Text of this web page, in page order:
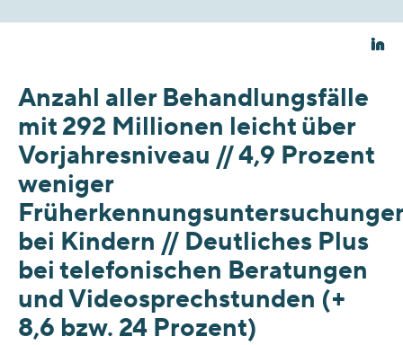
Anzahl aller Behandlungsfälle
mit 292 Millionen leicht über
Vorjahresniveau // 4,9 Prozent
weniger
bei Kindern // Deutliches Plus
bei telefonischen Beratungen
und Videosprechstunden (+
8,6 bzw. 24 Prozent)